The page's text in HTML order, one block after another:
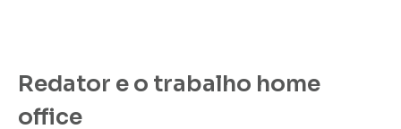
Redator e o trabalho home
office